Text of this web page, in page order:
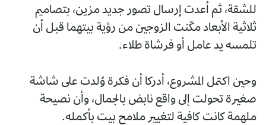
للشقة، ثم أعدت إرسال تصور جديد مزين، بتصاميم
ثلاثية الأبعاد مكّنت الزوجين من رؤية بيتهما قبل أن
تلمسه يد عامل أو فرشاة طلاء.
وحين اكتمل المشروع، أدركا أن فكرة وُلدت على شاشة
صغيرة تحولت إلى واقع نابض بالجمال، وأن نصيحة
ملهمة كانت كافية لتغيير ملامح بيت بأكمله.